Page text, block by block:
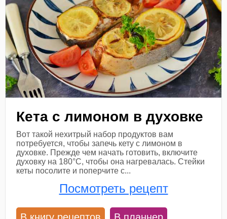
Кета с лимоном в духовке
Вот такой нехитрый набор продуктов вам
потребуется, чтобы запечь кету с лимоном в
духовке. Прежде чем начать готовить, включите
духовку на 180°С, чтобы она нагревалась. Стейки
кеты посолите и поперчите с...
Посмотреть рецепт